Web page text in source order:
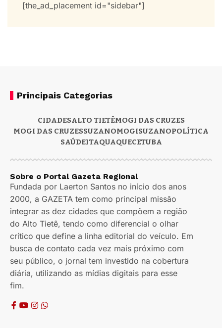
[the_ad_placement id="sidebar"]
Principais Categorias
CIDADESALTO TIETÊMOGI DAS CRUZES
MOGI DAS CRUZESSUZANOMOGISUZANOPOLÍTICA
SAÚDEITAQUAQUECETUBA
Sobre o Portal Gazeta Regional
Fundada por Laerton Santos no início dos anos
2000, a GAZETA tem como principal missão
integrar as dez cidades que compõem a região
do Alto Tietê, tendo como diferencial o olhar
crítico que define a linha editorial do veículo. Em
busca de contato cada vez mais próximo com
seu público, o jornal tem investido na cobertura
diária, utilizando as mídias digitais para esse
fim.